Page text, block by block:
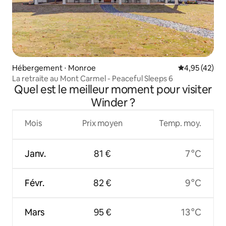
Hébergement ⋅ Monroe Évaluation
4,95 (42)
La retraite au Mont Carmel - Peaceful Sleeps 6
Quel est le meilleur moment pour visiter
Winder ?
Mois
Janv.
Févr.
Mars
Prix moyen
81 €
82 €
95 €
Temp. moy.
7 °C
9 °C
13 °C